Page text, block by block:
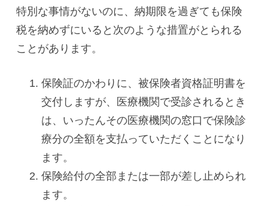
特別な事情がないのに、納期限を過ぎても保険
税を納めずにいると次のような措置がとられる
ことがあります。
保険証のかわりに、被保険者資格証明書を
交付しますが、医療機関で受診されるとき
は、いったんその医療機関の窓口で保険診
療分の全額を支払っていただくことになり
ます。
保険給付の全部または一部が差し止められ
ます。